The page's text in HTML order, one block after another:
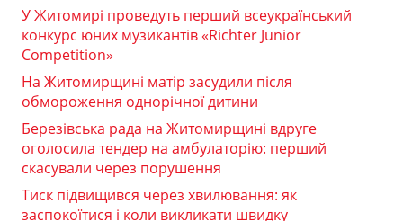
У Житомирі проведуть перший всеукраїнський
конкурс юних музикантів «Richter Junior
Competition»
На Житомирщині матір засудили після
обмороження однорічної дитини
Березівська рада на Житомирщині вдруге
оголосила тендер на амбулаторію: перший
скасували через порушення
Тиск підвищився через хвилювання: як
заспокоїтися і коли викликати швидку